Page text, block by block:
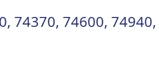
74370, 74600, 74940,